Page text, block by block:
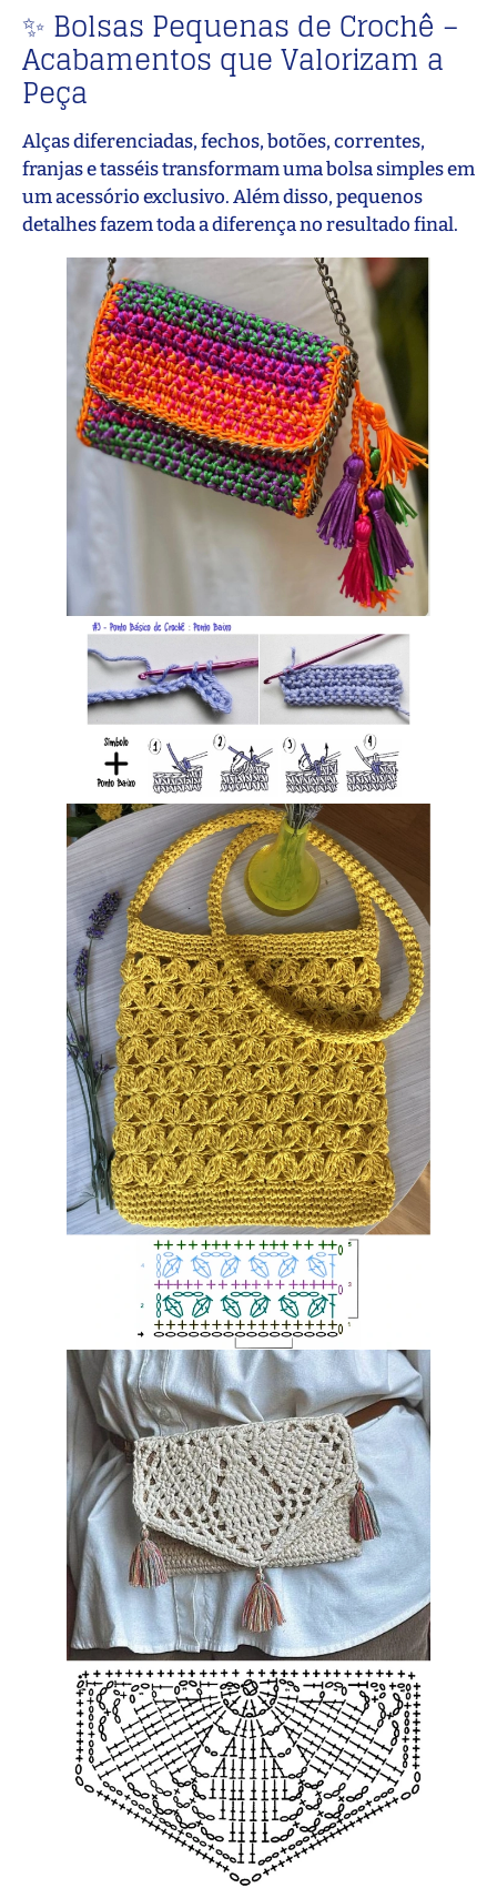
✨ Bolsas Pequenas de Crochê –
Acabamentos que Valorizam a
Peça
Alças diferenciadas, fechos, botões, correntes,
franjas e tasséis transformam uma bolsa simples em
um acessório exclusivo. Além disso, pequenos
detalhes fazem toda a diferença no resultado final.